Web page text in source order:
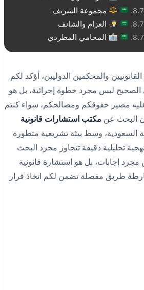
مجموعة الشريف
العزام والشانف
المحامي المطردي
والمحكمين الدوليين، أؤكد لكم
الصحيح ليس مجرد خطوة إجرائية، بل هو
مصير حقوقكم ومصالحكم، سواء كنتم
البحث عن مكتب استشارات قانونية
السعودية، وسط بيئة تشريعية متطورة
تحليلية دقيقة تتجاوز مجرد البحث
إجابات، بل هو استشارة قانونية
طريق مفصلة تضمن لكم اتخاذ قرار